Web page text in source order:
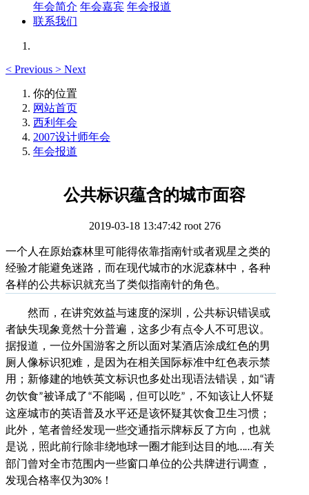
年会简介 年会嘉宾 年会报道
联系我们
< Previous > Next
你的位置
网站首页
西利年会
2007设计师年会
年会报道
公共标识蕴含的城市面容
2019-03-18 13:47:42 root 276
一个人在原始森林里可能得依靠指南针或者观星之类的
经验才能避免迷路，而在现代城市的水泥森林中，各种
各样的公共标识就充当了类似指南针的角色。
然而，在讲究效益与速度的深圳，公共标识错误或
者缺失现象竟然十分普遍，这多少有点令人不可思议。
据报道，一位外国游客之所以面对某酒店涂成红色的男
厕人像标识犯难，是因为在相关国际标准中红色表示禁
用；新修建的地铁英文标识也多处出现语法错误，如“请
勿饮食”被译成了“不能喝，但可以吃” ，不知该让人怀疑
这座城市的英语普及水平还是该怀疑其饮食卫生习惯；
此外，笔者曾经发现一些交通指示牌标反了方向，也就
是说，照此前行除非绕地球一圈才能到达目的地……有关
部门曾对全市范围内一些窗口单位的公共牌进行调查，
发现合格率仅为30% ！